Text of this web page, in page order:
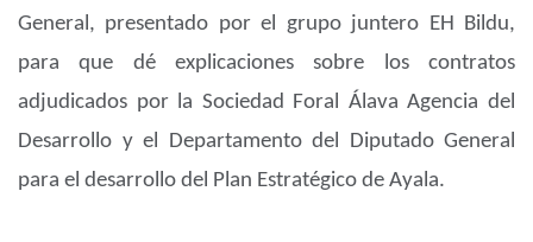
General, presentado por el grupo juntero EH Bildu,
para que dé explicaciones sobre los contratos
adjudicados por la Sociedad Foral Álava Agencia del
Desarrollo y el Departamento del Diputado General
para el desarrollo del Plan Estratégico de Ayala.